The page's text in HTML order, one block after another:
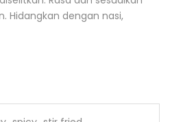
Hidangkan dengan nasi,
spicy stir fried